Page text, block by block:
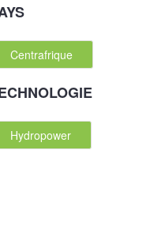
Centrafrique
Hydropower